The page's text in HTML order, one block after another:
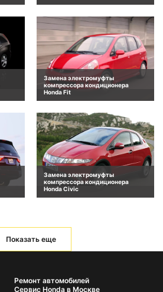
Замена электромуфты
компрессора кондиционера
Honda Fit
Замена электромуфты
компрессора кондиционера
Honda Civic
Показать еще
Ремонт автомобилей
Сервис Honda в Москве